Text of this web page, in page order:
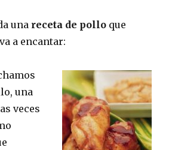
una receta de pollo que
a encantar:
una
veces